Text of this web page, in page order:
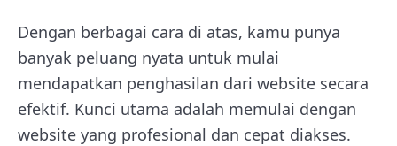
Dengan berbagai cara di atas, kamu punya
banyak peluang nyata untuk mulai
mendapatkan penghasilan dari website secara
efektif. Kunci utama adalah memulai dengan
website yang profesional dan cepat diakses.